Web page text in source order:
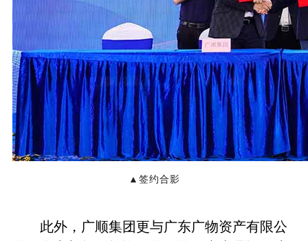
▲签约合影
此外，广顺集团更与广东广物资产有限公